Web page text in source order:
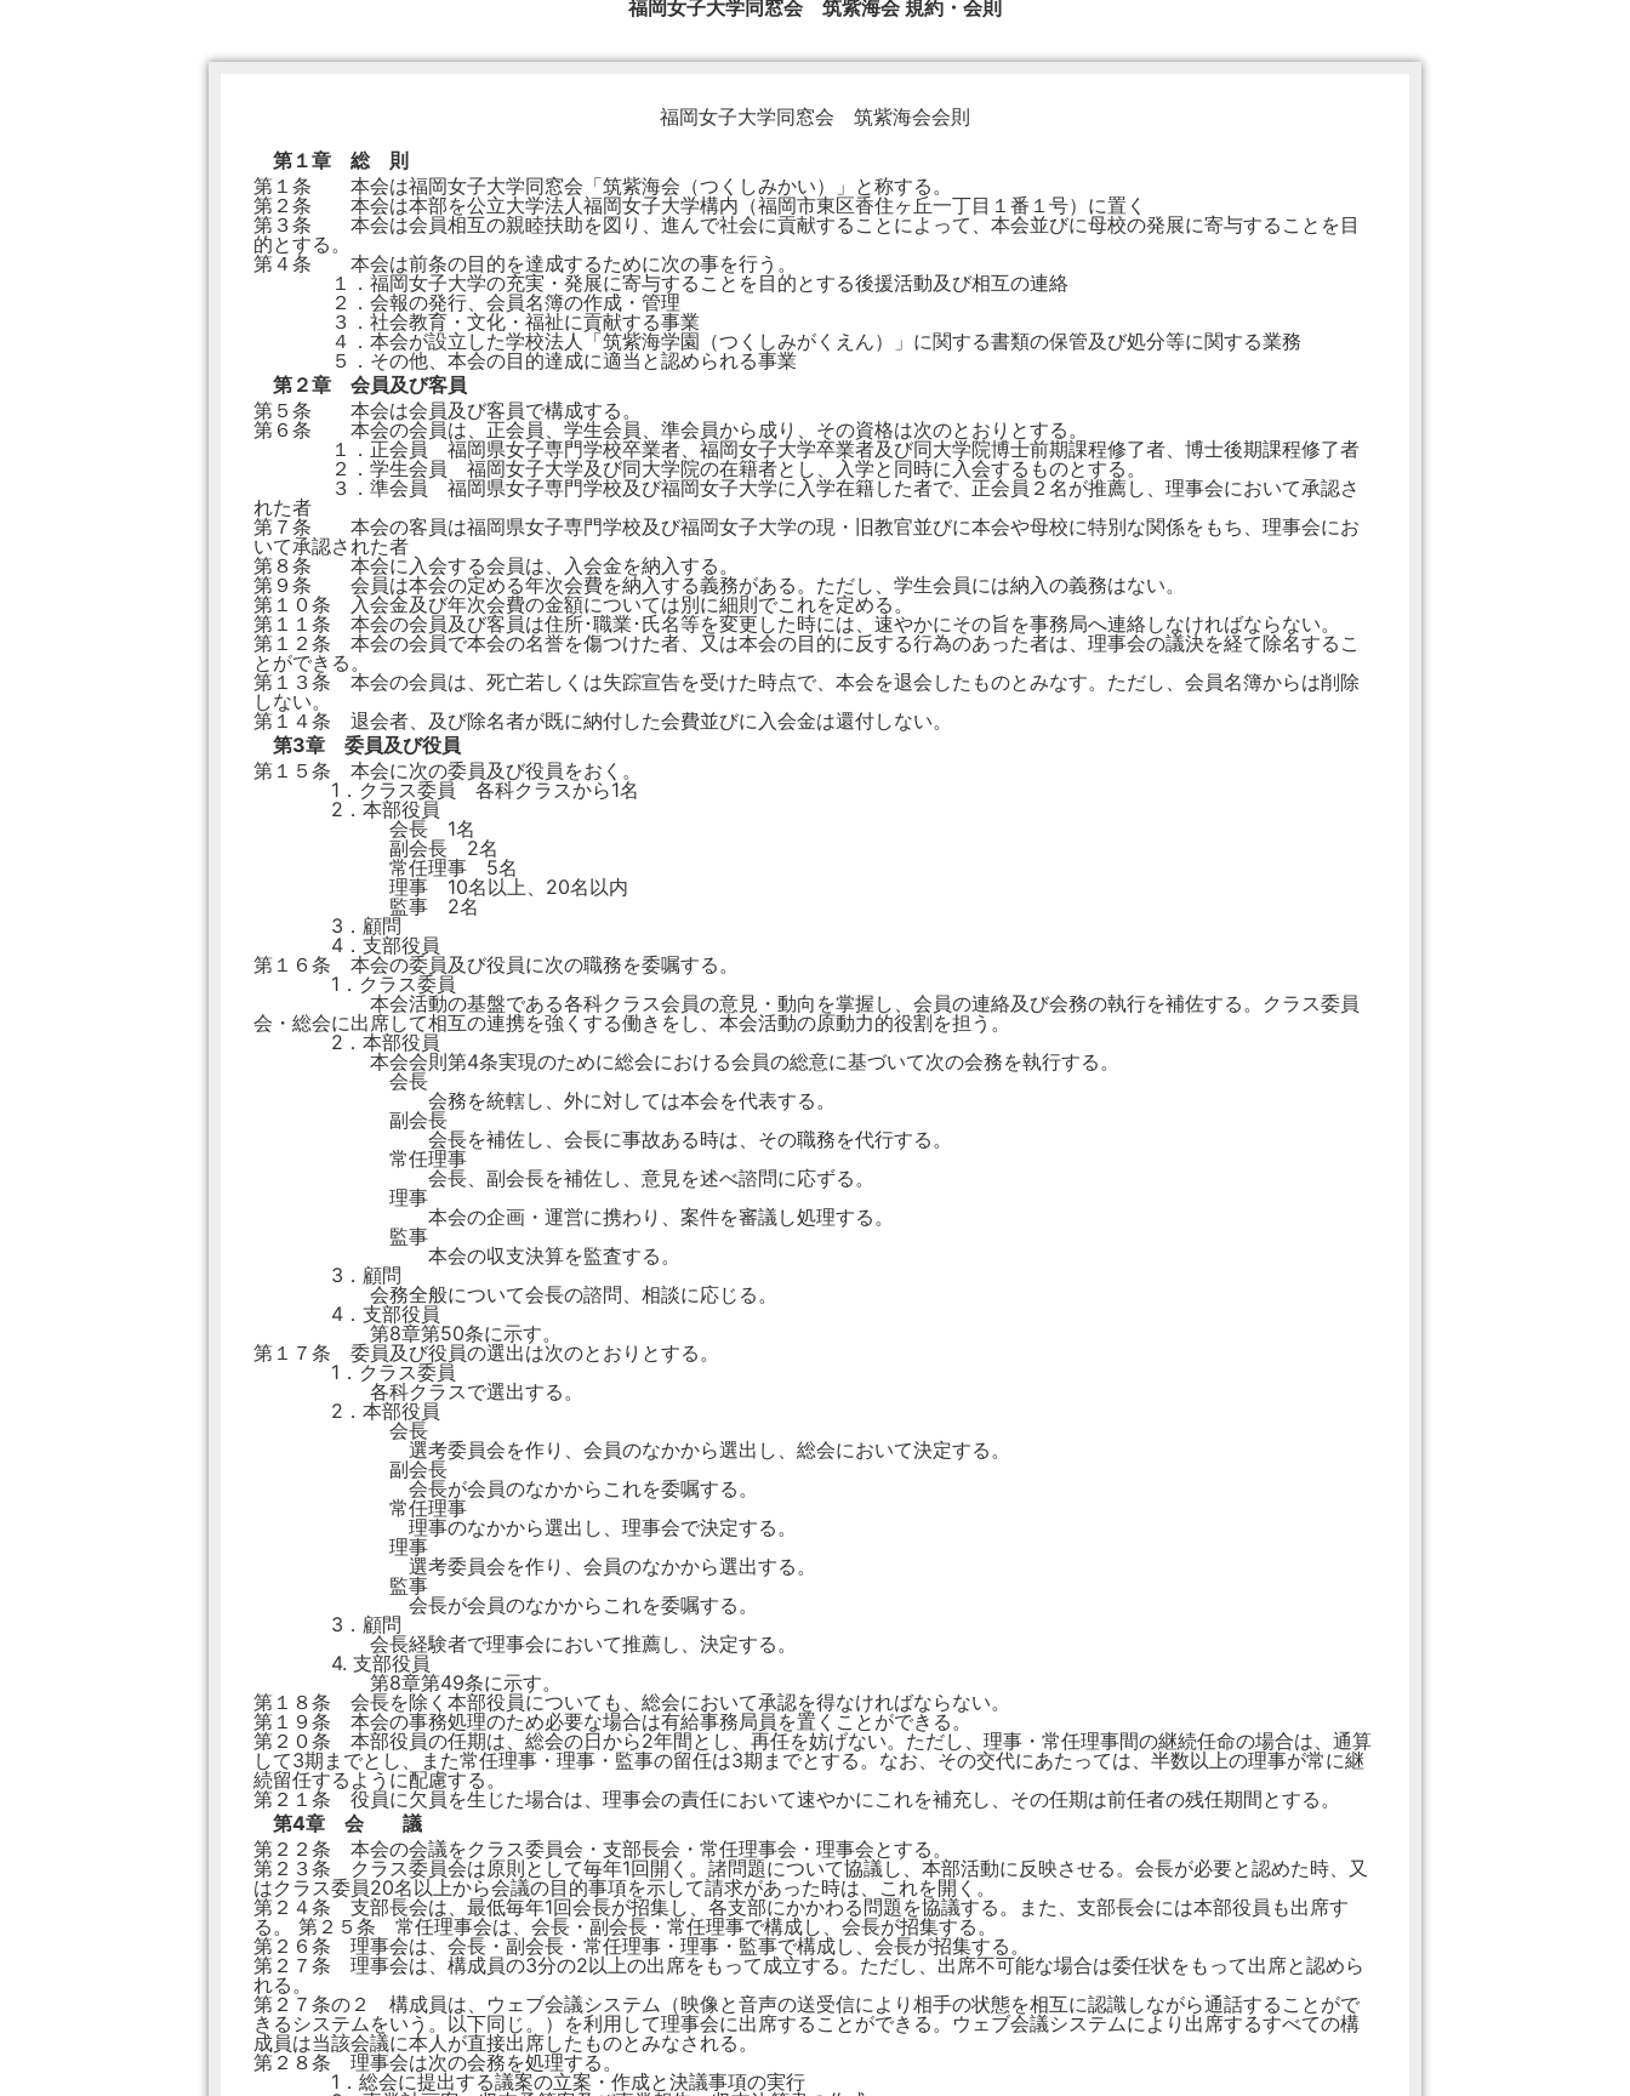
福岡女子大学同窓会 筑紫海会 規約・会則
福岡女子大学同窓会 筑紫海会会則
第１章 総 則
第１条 本会は福岡女子大学同窓会「筑紫海会（つくしみかい）」と称する。
第２条 本会は本部を公立大学法人福岡女子大学構内（福岡市東区香住ヶ丘一丁目１番１号）に置く
第３条 本会は会員相互の親睦扶助を図り、進んで社会に貢献することによって、本会並びに母校の発展に寄与することを目
的とする。
第４条 本会は前条の目的を達成するために次の事を行う。
１．福岡女子大学の充実・発展に寄与することを目的とする後援活動及び相互の連絡
２．会報の発行、会員名簿の作成・管理
３．社会教育・文化・福祉に貢献する事業
４．本会が設立した学校法人「筑紫海学園（つくしみがくえん）」に関する書類の保管及び処分等に関する業務
５．その他、本会の目的達成に適当と認められる事業
第２章 会員及び客員
第５条 本会は会員及び客員で構成する。
第６条 本会の会員は、正会員、学生会員、準会員から成り、その資格は次のとおりとする。
１．正会員 福岡県女子専門学校卒業者、福岡女子大学卒業者及び同大学院博士前期課程修了者、博士後期課程修了者
２．学生会員 福岡女子大学及び同大学院の在籍者とし、入学と同時に入会するものとする。
３．準会員 福岡県女子専門学校及び福岡女子大学に入学在籍した者で、正会員２名が推薦し、理事会において承認さ
れた者
第７条 本会の客員は福岡県女子専門学校及び福岡女子大学の現・旧教官並びに本会や母校に特別な関係をもち、理事会にお
いて承認された者
第８条 本会に入会する会員は、入会金を納入する。
第９条 会員は本会の定める年次会費を納入する義務がある。ただし、学生会員には納入の義務はない。
第１０条 入会金及び年次会費の金額については別に細則でこれを定める。
第１１条 本会の会員及び客員は住所･職業･氏名等を変更した時には、速やかにその旨を事務局へ連絡しなければならない。
第１２条 本会の会員で本会の名誉を傷つけた者、又は本会の目的に反する行為のあった者は、理事会の議決を経て除名するこ
とができる。
第１３条 本会の会員は、死亡若しくは失踪宣告を受けた時点で、本会を退会したものとみなす。ただし、会員名簿からは削除
しない。
第１４条 退会者、及び除名者が既に納付した会費並びに入会金は還付しない。
第3章 委員及び役員
第１５条 本会に次の委員及び役員をおく。
1．クラス委員 各科クラスから1名
2．本部役員
会長 1名
副会長 2名
常任理事 5名
理事 10名以上、20名以内
監事 2名
3．顧問
4．支部役員
第１６条 本会の委員及び役員に次の職務を委嘱する。
1．クラス委員
本会活動の基盤である各科クラス会員の意見・動向を掌握し、会員の連絡及び会務の執行を補佐する。クラス委員
会・総会に出席して相互の連携を強くする働きをし、本会活動の原動力的役割を担う。
2．本部役員
本会会則第4条実現のために総会における会員の総意に基づいて次の会務を執行する。
会長
会務を統轄し、外に対しては本会を代表する。
副会長
会長を補佐し、会長に事故ある時は、その職務を代行する。
常任理事
会長、副会長を補佐し、意見を述べ諮問に応ずる。
理事
本会の企画・運営に携わり、案件を審議し処理する。
監事
本会の収支決算を監査する。
3．顧問
会務全般について会長の諮問、相談に応じる。
4．支部役員
第8章第50条に示す。
第１７条 委員及び役員の選出は次のとおりとする。
1．クラス委員
各科クラスで選出する。
2．本部役員
会長
選考委員会を作り、会員のなかから選出し、総会において決定する。
副会長
会長が会員のなかからこれを委嘱する。
常任理事
理事のなかから選出し、理事会で決定する。
理事
選考委員会を作り、会員のなかから選出する。
監事
会長が会員のなかからこれを委嘱する。
3．顧問
会長経験者で理事会において推薦し、決定する。
4. 支部役員
第8章第49条に示す。
第１８条 会長を除く本部役員についても、総会において承認を得なければならない。
第１９条 本会の事務処理のため必要な場合は有給事務局員を置くことができる。
第２０条 本部役員の任期は、総会の日から2年間とし、再任を妨げない。ただし、理事・常任理事間の継続任命の場合は、通算
して3期までとし、また常任理事・理事・監事の留任は3期までとする。なお、その交代にあたっては、半数以上の理事が常に継
続留任するように配慮する。
第２１条 役員に欠員を生じた場合は、理事会の責任において速やかにこれを補充し、その任期は前任者の残任期間とする。
第4章 会 議
第２２条 本会の会議をクラス委員会・支部長会・常任理事会・理事会とする。
第２３条 クラス委員会は原則として毎年1回開く。諸問題について協議し、本部活動に反映させる。会長が必要と認めた時、又
はクラス委員20名以上から会議の目的事項を示して請求があった時は、これを開く。
第２４条 支部長会は、最低毎年1回会長が招集し、各支部にかかわる問題を協議する。また、支部長会には本部役員も出席す
る。 第２５条 常任理事会は、会長・副会長・常任理事で構成し、会長が招集する。
第２６条 理事会は、会長・副会長・常任理事・理事・監事で構成し、会長が招集する。
第２７条 理事会は、構成員の3分の2以上の出席をもって成立する。ただし、出席不可能な場合は委任状をもって出席と認めら
れる。
第２７条の２ 構成員は、ウェブ会議システム（映像と音声の送受信により相手の状態を相互に認識しながら通話することがで
きるシステムをいう。以下同じ。）を利用して理事会に出席することができる。ウェブ会議システムにより出席するすべての構
成員は当該会議に本人が直接出席したものとみなされる。
第２８条 理事会は次の会務を処理する。
1．総会に提出する議案の立案・作成と決議事項の実行